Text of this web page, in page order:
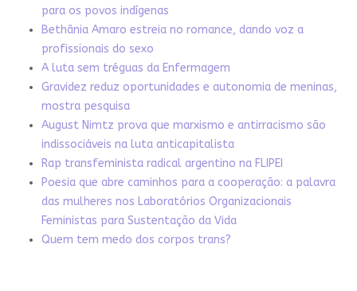
para os povos indígenas
Bethânia Amaro estreia no romance, dando voz a
profissionais do sexo
A luta sem tréguas da Enfermagem
Gravidez reduz oportunidades e autonomia de meninas,
mostra pesquisa
August Nimtz prova que marxismo e antirracismo são
indissociáveis na luta anticapitalista
Rap transfeminista radical argentino na FLIPEI
Poesia que abre caminhos para a cooperação: a palavra
das mulheres nos Laboratórios Organizacionais
Feministas para Sustentação da Vida
Quem tem medo dos corpos trans?